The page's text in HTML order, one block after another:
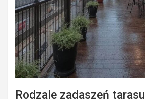
Rodzaje zadaszeń tarasu